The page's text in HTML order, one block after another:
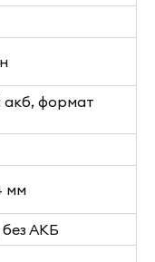
акб, формат
мм
АКБ